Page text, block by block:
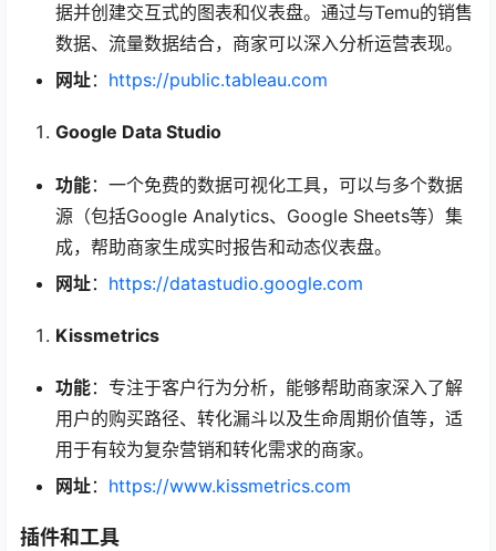
据并创建交互式的图表和仪表盘。通过与Temu的销售
数据、流量数据结合，商家可以深入分析运营表现。
网址： https://public.tableau.com
Google Data Studio
功能：一个免费的数据可视化工具，可以与多个数据
源（包括Google Analytics、Google Sheets等）集
成，帮助商家生成实时报告和动态仪表盘。
网址： https://datastudio.google.com
Kissmetrics
功能：专注于客户行为分析，能够帮助商家深入了解
用户的购买路径、转化漏斗以及生命周期价值等，适
用于有较为复杂营销和转化需求的商家。
网址： https://www.kissmetrics.com
插件和工具